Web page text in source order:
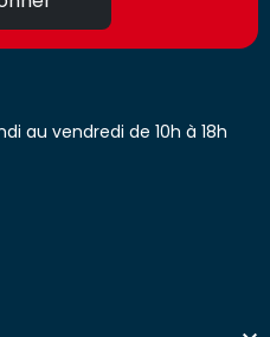
au vendredi de 10h à 18h